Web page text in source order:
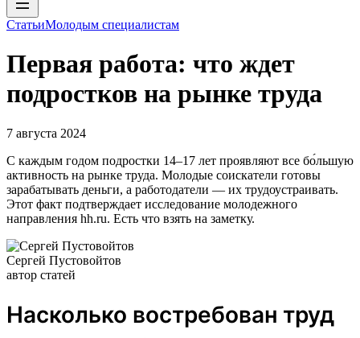
СтатьиМолодым специалистам
Первая работа: что ждет
подростков на рынке труда
7 августа 2024
С каждым годом подростки 14–17 лет проявляют все бо́льшую
активность на рынке труда. Молодые соискатели готовы
зарабатывать деньги, а работодатели — их трудоустраивать.
Этот факт подтверждает исследование молодежного
направления hh.ru. Есть что взять на заметку.
Сергей Пустовойтов
автор статей
Насколько востребован труд